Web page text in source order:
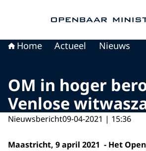
Home Actueel Nieuws
OM in hoger
Venlose
Nieuwsbericht09-04-2021 | 15:36
Maastricht, 9 april 2021 - Het